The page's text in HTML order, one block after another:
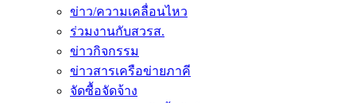
ข่าว/ความเคลื่อนไหว
ร่วมงานกับสวรส.
ข่าวกิจกรรม
ข่าวสารเครือข่ายภาคี
จัดซื้อจัดจ้าง